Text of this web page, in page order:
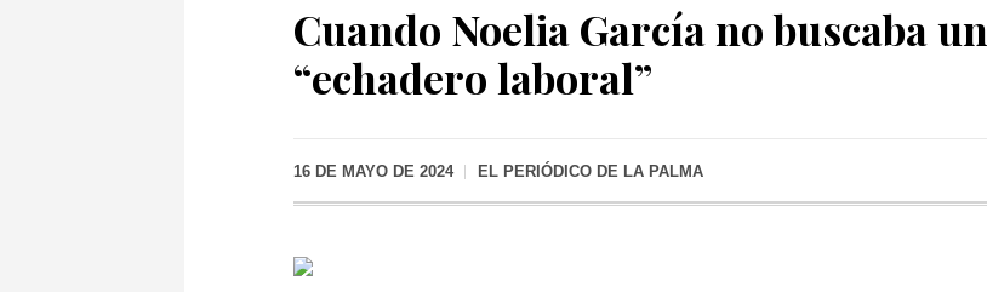
Cuando Noelia García no buscaba un
“echadero laboral”
16 DE MAYO DE 2024 EL PERIÓDICO DE LA PALMA